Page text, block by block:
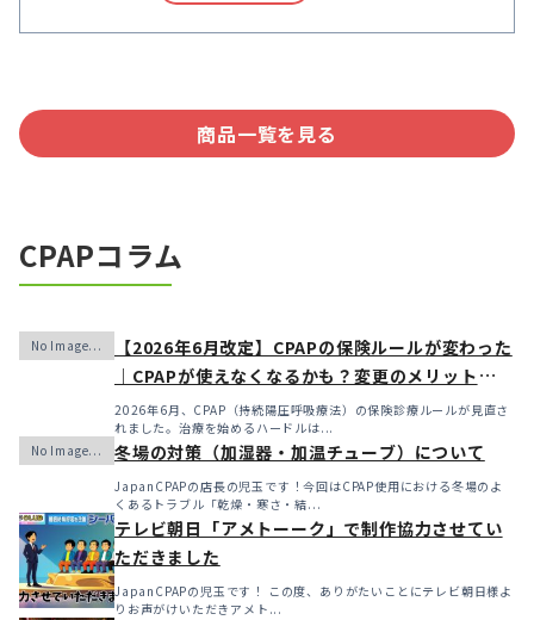
商品一覧を見る
CPAPコラム
【2026年6月改定】CPAPの保険ルールが変わった
｜CPAPが使えなくなるかも？変更のメリット・デ
メリットと「購入」という選択肢
2026年6月、CPAP（持続陽圧呼吸療法）の保険診療ルールが見直さ
れました。治療を始めるハードルは...
冬場の対策（加湿器・加温チューブ）について
JapanCPAPの店長の児玉です！今回はCPAP使用における冬場のよ
くあるトラブル「乾燥・寒さ・結...
テレビ朝日「アメトーーク」で制作協力させてい
ただきました
JapanCPAPの児玉です！ この度、ありがたいことにテレビ朝日様よ
りお声がけいただきアメト...